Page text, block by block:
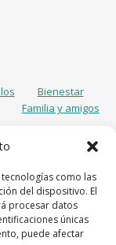
como las
del dispositivo. El
procesar datos
únicas
puede afectar
Bienestar
Familia y amigos